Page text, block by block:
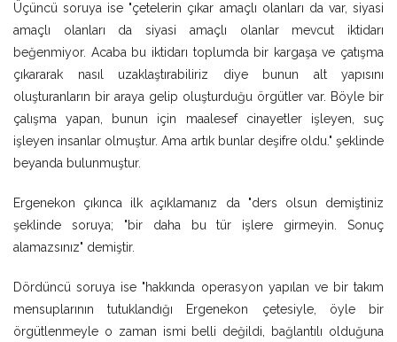
Üçüncü soruya ise "çetelerin çıkar amaçlı olanları da var, siyasi
amaçlı olanları da siyasi amaçlı olanlar mevcut iktidarı
beğenmiyor. Acaba bu iktidarı toplumda bir kargaşa ve çatışma
çıkararak nasıl uzaklaştırabiliriz diye bunun alt yapısını
oluşturanların bir araya gelip oluşturduğu örgütler var. Böyle bir
çalışma yapan, bunun için maalesef cinayetler işleyen, suç
işleyen insanlar olmuştur. Ama artık bunlar deşifre oldu." şeklinde
beyanda bulunmuştur.
Ergenekon çıkınca ilk açıklamanız da "ders olsun demiştiniz
şeklinde soruya; "bir daha bu tür işlere girmeyin. Sonuç
alamazsınız" demiştir.
Dördüncü soruya ise "hakkında operasyon yapılan ve bir takım
mensuplarının tutuklandığı Ergenekon çetesiyle, öyle bir
örgütlenmeyle o zaman ismi belli değildi, bağlantılı olduğuna